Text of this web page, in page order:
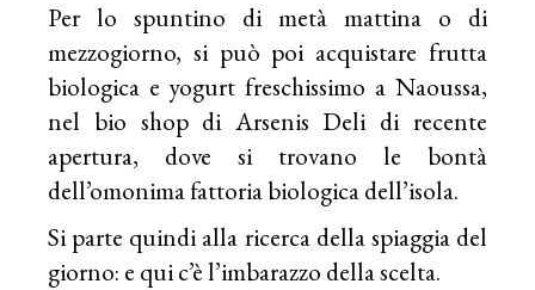
Per lo spuntino di metà mattina o di
mezzogiorno, si può poi acquistare frutta
biologica e yogurt freschissimo a Naoussa,
nel bio shop di Arsenis Deli di recente
apertura, dove si trovano le bontà
dell’omonima fattoria biologica dell’isola.
Si parte quindi alla ricerca della spiaggia del
giorno: e qui c’è l’imbarazzo della scelta.